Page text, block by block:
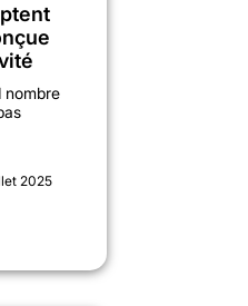
nombre
2025